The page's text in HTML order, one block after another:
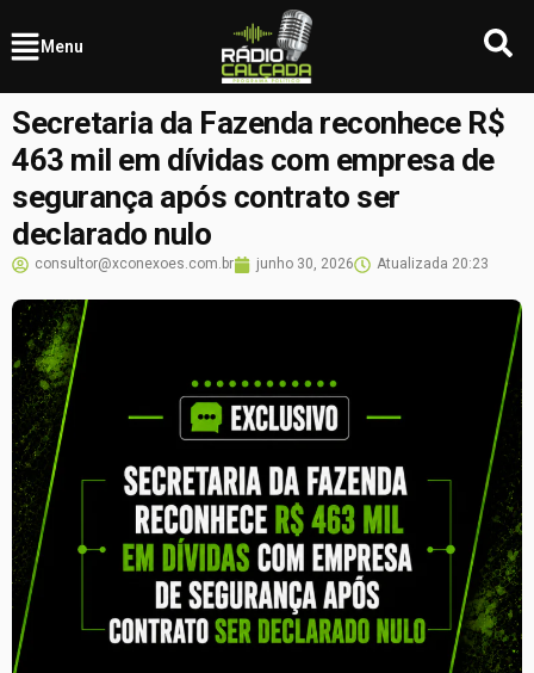
Menu
Secretaria da Fazenda reconhece R$
463 mil em dívidas com empresa de
segurança após contrato ser
declarado nulo
consultor@xconexoes.com.br junho 30, 2026 Atualizada 20:23